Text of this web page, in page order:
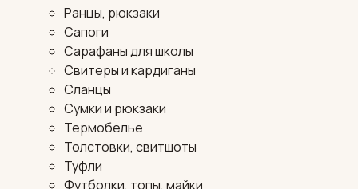
Ранцы, рюкзаки
Сапоги
Сарафаны для школы
Свитеры и кардиганы
Сланцы
Сумки и рюкзаки
Термобелье
Толстовки, свитшоты
Туфли
Футболки, топы, майки